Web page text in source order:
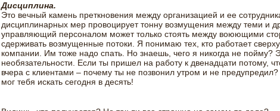
Дисциплина.
Это вечный камень преткновения между организацией и ее
дисциплинарных мер провоцирует тонну возмущения между теми и
управляющий персоналом может только стоять между воюющими
сдерживать возмущенные потоки. Я понимаю тех, кто работает
компании. Им тоже надо спать. Но знаешь, чего я никогда не пойму?
необязательности. Если ты пришел на работу к двенадцати потому,
вчера с клиентами – почему ты не позвонил утром и не предупредил?
мог тебя искать сегодня в десять!